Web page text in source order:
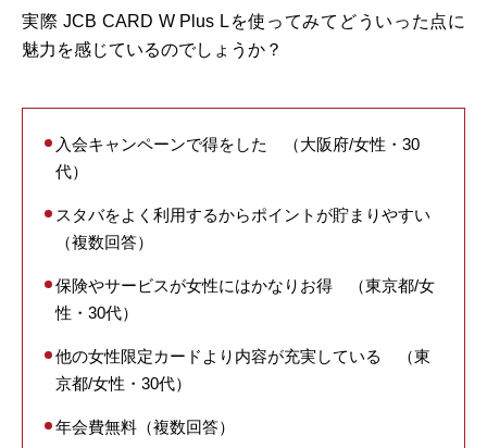
実際 JCB CARD W Plus Lを使ってみてどういった点に
魅力を感じているのでしょうか？
入会キャンペーンで得をした （大阪府/女性・30
代）
スタバをよく利用するからポイントが貯まりやすい
（複数回答）
保険やサービスが女性にはかなりお得 （東京都/女
性・30代）
他の女性限定カードより内容が充実している （東
京都/女性・30代）
年会費無料（複数回答）